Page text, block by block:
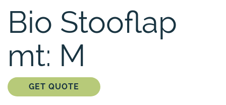
Bio Stooflap
mt: M
GET QUOTE